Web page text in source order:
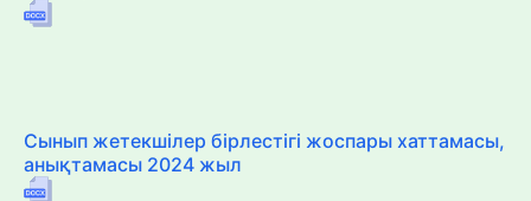
Сынып жетекшілер бірлестігі жоспары хаттамасы,
анықтамасы 2024 жыл